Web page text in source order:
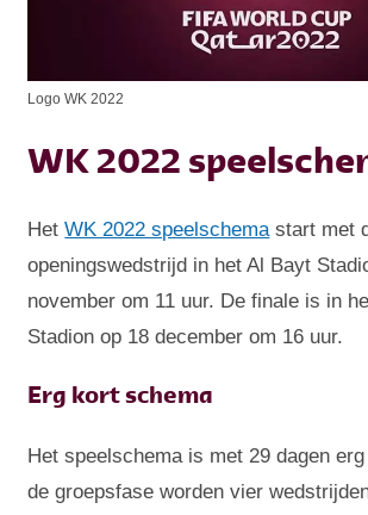
Logo WK 2022
WK 2022
HetWK 2022 speelschemastart met
openingswedstrijd in het Al Bayt
november om 11 uur. De finale is in
Stadion op 18 december om 16 uur.
Erg kort schema
Het speelschema is met 29 dagen
de groepsfase worden vier